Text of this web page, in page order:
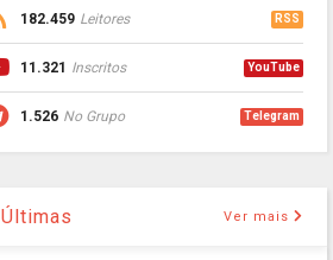
182.459 Leitores RSS
11.321 Inscritos YouTube
1.526 No Grupo Telegram
Últimas Ver mais